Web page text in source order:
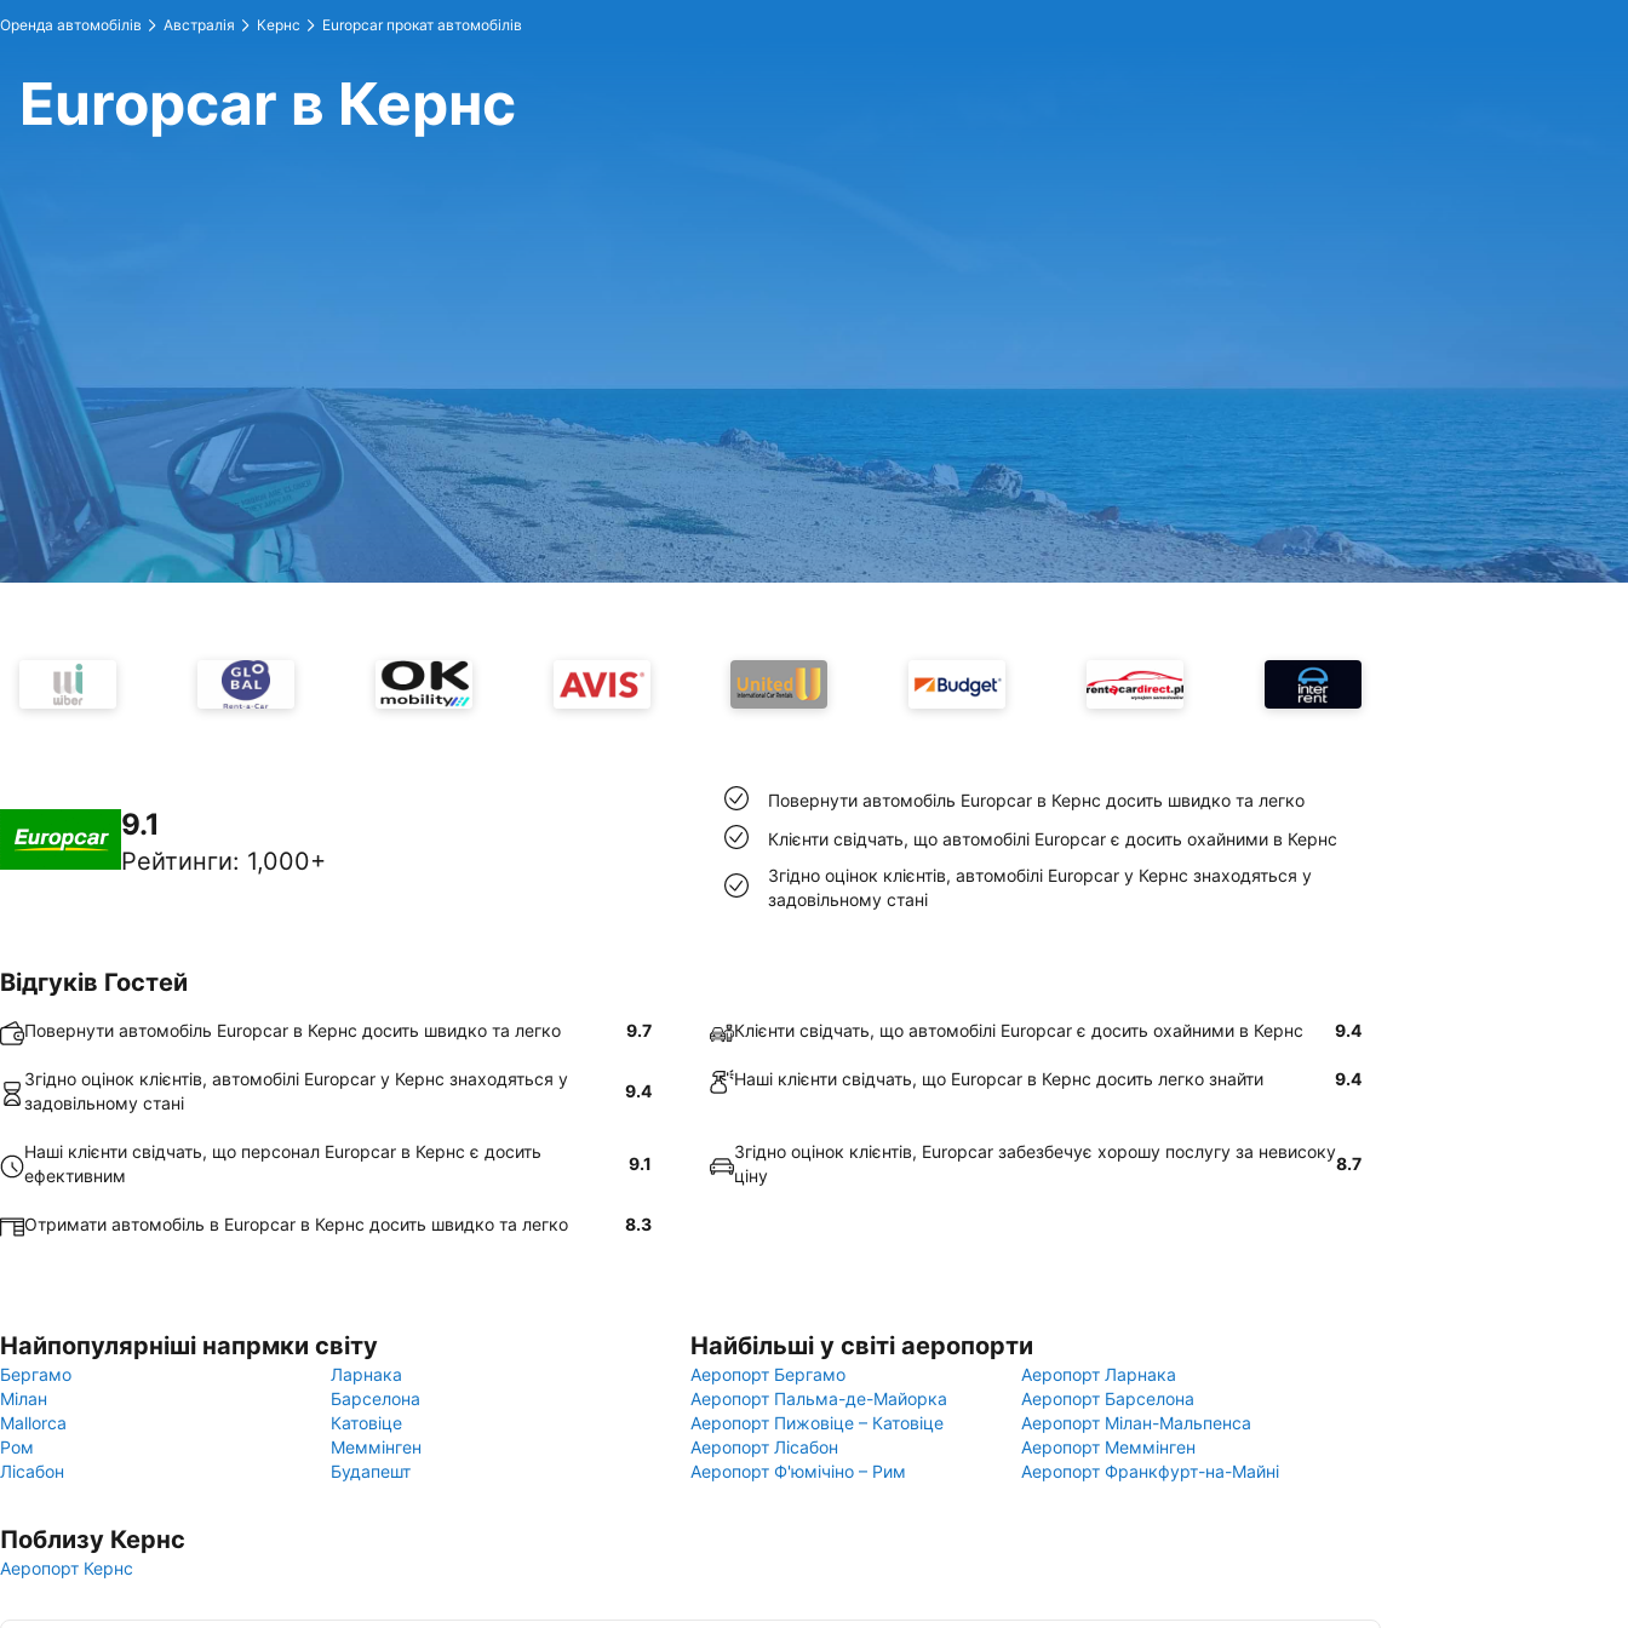
Оренда автомобілів Австралія Кернс Europcar прокат автомобілів
Europcar в Кернс
9.1
Рейтинги: 1,000+
Повернути автомобіль Europcar в Кернс досить швидко та легко
Клієнти свідчать, що автомобілі Europcar є досить охайними в Кернс
Згідно оцінок клієнтів, автомобілі Europcar у Кернс знаходяться у
задовільному стані
Відгуків Гостей
Повернути автомобіль Europcar в Кернс досить швидко та легко 9.7 Клієнти свідчать, що автомобілі Europcar є досить охайними в Кернс 9.4
Згідно оцінок клієнтів, автомобілі Europcar у Кернс знаходяться у
задовільному стані
9.4
Наші клієнти свідчать, що Europcar в Кернс досить легко знайти 9.4
Наші клієнти свідчать, що персонал Europcar в Кернс є досить
ефективним
9.1
Згідно оцінок клієнтів, Europcar забезбечує хорошу послугу за невисоку
ціну
8.7
Отримати автомобіль в Europcar в Кернс досить швидко та легко 8.3
Найпопулярніші напрмки світу
Бергамо
Ларнака
Мілан
Барселона
Mallorca
Катовіце
Ром
Меммінген
Лісабон
Будапешт
Найбільші у світі аеропорти
Аеропорт Бергамо
Аеропорт Ларнака
Аеропорт Пальма-де-Майорка
Аеропорт Барселона
Аеропорт Пижовіце – Катовіце
Аеропорт Мілан-Мальпенса
Аеропорт Лісабон
Аеропорт Меммінген
Аеропорт Ф'юмічіно – Рим
Аеропорт Франкфурт-на-Майні
Поблизу Кернс
Аеропорт Кернс